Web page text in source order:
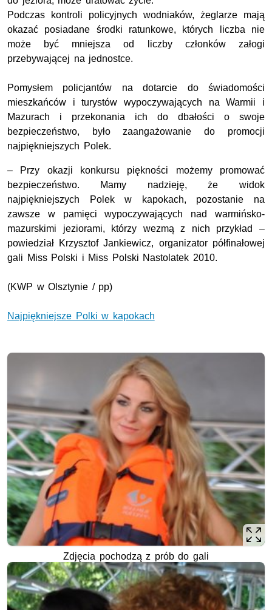
Podczas kontroli policyjnych wodniaków, żeglarze mają
okazać posiadane środki ratunkowe, których liczba nie
może być mniejsza od liczby członków załogi
przebywającej na jednostce.
Pomysłem policjantów na dotarcie do świadomości
mieszkańców i turystów wypoczywających na Warmii i
Mazurach i przekonania ich do dbałości o swoje
bezpieczeństwo, było zaangażowanie do promocji
najpiękniejszych Polek.
– Przy okazji konkursu piękności możemy promować
bezpieczeństwo. Mamy nadzieję, że widok
najpiękniejszych Polek w kapokach, pozostanie na
zawsze w pamięci wypoczywających nad warmińsko-
mazurskimi jeziorami, którzy wezmą z nich przykład –
powiedział Krzysztof Jankiewicz, organizator półfinałowej
gali Miss Polski i Miss Polski Nastolatek 2010.
(KWP w Olsztynie / pp)
Najpiękniejsze Polki w kapokach
Zdjęcia pochodzą z prób do gali